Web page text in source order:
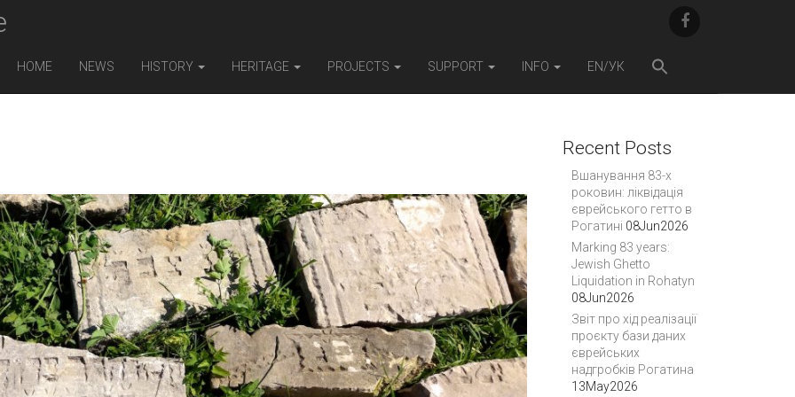
O
HOME NEWS HISTORY HERITAGE PROJECTS SUPPORT INFO EN/УК
Recent Posts
Вшанування 83-х
роковин: ліквідація
єврейського гетто в
Рогатині 08Jun2026
Marking 83 years:
Jewish Ghetto
Liquidation in Rohatyn
08Jun2026
Звіт про хід реалізації
проєкту бази даних
єврейських
надгробків Рогатина
13May2026